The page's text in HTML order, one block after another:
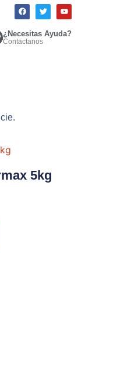
¿Necesitas Ayuda?
Contactanos
5kg